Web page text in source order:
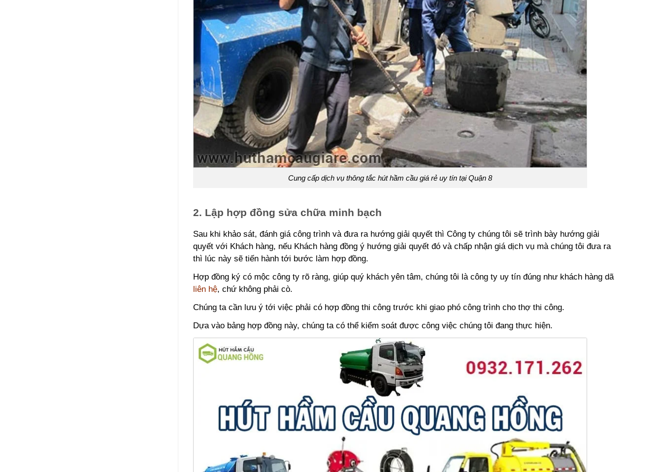
Cung cấp dịch vụ thông tắc hút hầm cầu giá rẻ uy tín tại Quận 8
2. Lập hợp đồng sửa chữa minh bạch
Sau khi khảo sát, đánh giá công trình và đưa ra hướng giải quyết thì Công ty chúng tôi sẽ trình bày hướng giải
quyết với Khách hàng, nếu Khách hàng đồng ý hướng giải quyết đó và chấp nhận giá dịch vụ mà chúng tôi đưa ra
thì lúc này sẽ tiến hành tới bước làm hợp đồng.
Hợp đồng ký có mộc công ty rõ ràng, giúp quý khách yên tâm, chúng tôi là công ty uy tín đúng như khách hàng dã
liên hệ, chứ không phải cò.
Chúng ta cần lưu ý tới việc phải có hợp đồng thi công trước khi giao phó công trình cho thợ thi công.
Dựa vào bảng hợp đồng này, chúng ta có thể kiểm soát được công việc chúng tôi đang thực hiện.